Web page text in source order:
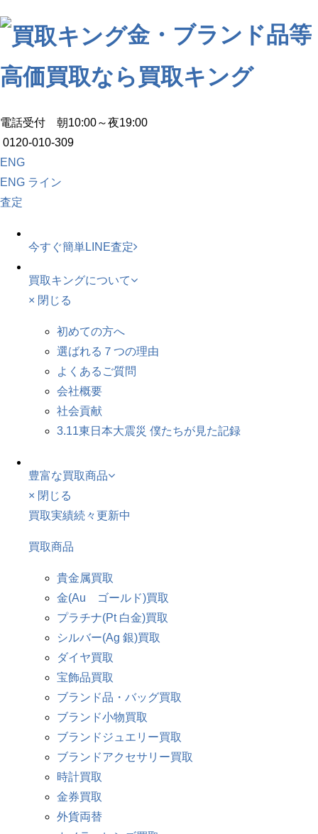
金・ブランド品等
高価買取なら買取キング
電話受付 朝10:00～夜19:00
0120-010-309
ENG
ENG ライン
査定
今すぐ簡単LINE査定
買取キングについて
× 閉じる
初めての方へ
選ばれる７つの理由
よくあるご質問
会社概要
社会貢献
3.11東日本大震災 僕たちが見た記録
豊富な買取商品
× 閉じる
買取実績続々更新中
買取商品
貴金属買取
金(Au ゴールド)買取
プラチナ(Pt 白金)買取
シルバー(Ag 銀)買取
ダイヤ買取
宝飾品買取
ブランド品・バッグ買取
ブランド小物買取
ブランドジュエリー買取
ブランドアクセサリー買取
時計買取
金券買取
外貨両替